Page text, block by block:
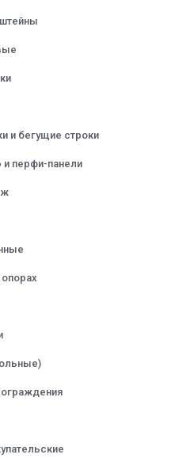
и бегущие строки
перфи-панели